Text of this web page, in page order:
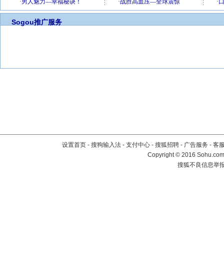
Sogou推广服务
设置首页 - 搜狗输入法 - 支付中心 - 搜狐招聘 - 广告服务 - 客
Copyright©2016
搜狐不良信息举